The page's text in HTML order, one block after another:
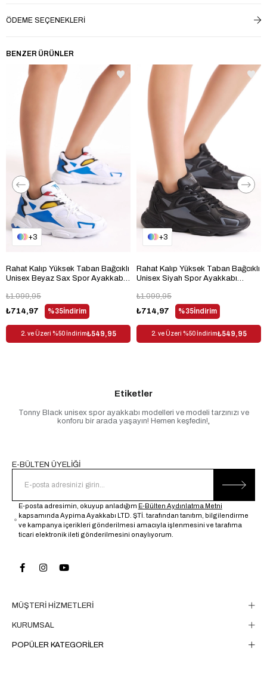
Topuk Boyu
ÖDEME SEÇENEKLERI
BENZER ÜRÜNLER
3
Rahat Kalıp Yüksek Taban Bağcıklı
Unisex Beyaz Sax Spor Ayakkabı
%35İndirim
₺714,97
₺1.099,95
2. ve Üzeri %50 İndirim₺549,95
3
Rahat Kalıp Yüksek Taban Bağcıklı
Unisex Siyah Spor Ayakkabı
%35İndirim
₺714,97
₺1.099,95
2. ve Üzeri %50 İndirim₺549,95
Etiketler
Tonny Black unisex spor ayakkabı modelleri ve modeli tarzınızı ve
konforu bir arada yaşayın! Hemen keşfedin!
MÜŞTERİ HİZMETLERİ
KURUMSAL
POPÜLER KATEGORİLER
E-BÜLTEN ÜYELİĞİ
E-posta adresimin, okuyup anladığım E-Bülten Aydınlatma Metni
kapsamında Aypima Ayakkabı LTD. ŞTİ. tarafından tanıtım, bilgilendirme
ve kampanya içerikleri gönderilmesi amacıyla işlenmesini ve tarafıma
ticari elektronik ileti gönderilmesini onaylıyorum.